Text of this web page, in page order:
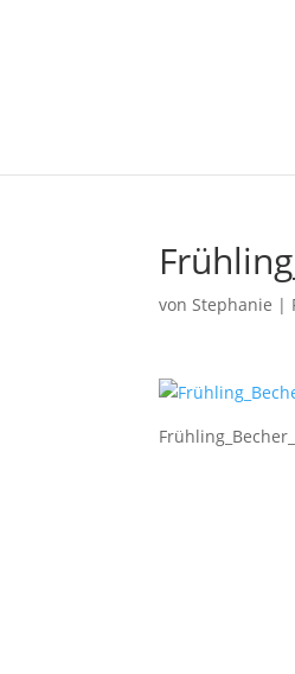
vonStephanie |